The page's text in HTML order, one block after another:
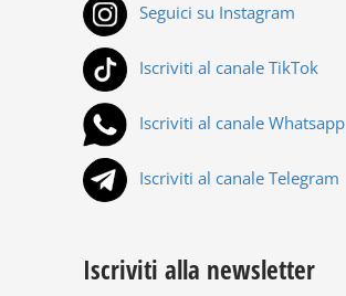
Seguici su Instagram
Iscriviti al canale TikTok
Iscriviti al canale Whatsapp
Iscriviti al canale Telegram
Iscriviti alla newsletter